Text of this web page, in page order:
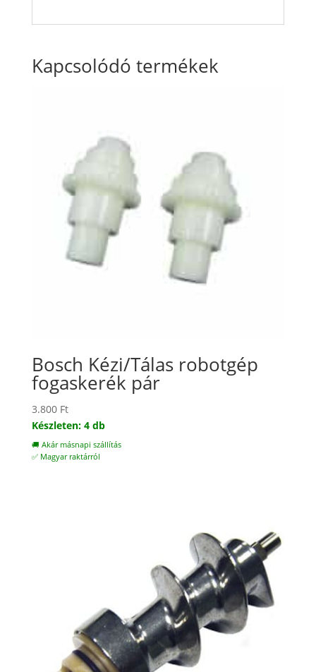
Kapcsolódó termékek
Bosch Kézi/Tálas robotgép
fogaskerék pár
3.800 Ft
Készleten: 4 db
🚚 Akár másnapi szállítás
✅ Magyar raktárról